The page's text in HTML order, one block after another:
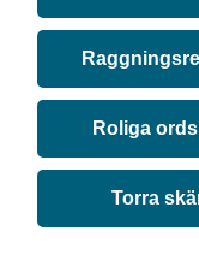
Roliga
Torra